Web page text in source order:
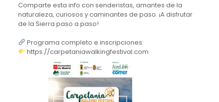
Comparte esta info con senderistas, amantes de la
naturaleza, curiosos y caminantes de paso. ¡A disfrutar
de la Sierra paso a paso!
Programa completo e inscripciones:
https://carpetaniawalkingfestival.com